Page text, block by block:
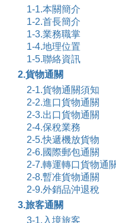
1-1.本關簡介
1-2.首長簡介
1-3.業務職掌
1-4.地理位置
1-5.聯絡資訊
2.貨物通關
2-1.貨物通關須知
2-2.進口貨物通關
2-3.出口貨物通關
2-4.保稅業務
2-5.快遞機放貨物
2-6.國際郵包通關
2-7.轉運轉口貨物通
2-8.暫准貨物通關
2-9.外銷品沖退稅
3.旅客通關
3-1.入境旅客